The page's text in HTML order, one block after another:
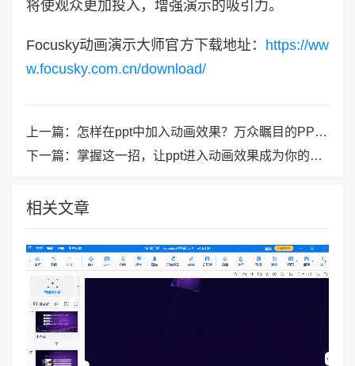
将使观众更加投入，增强演示的吸引力。
Focusky动画演示大师官方下载地址： https://ww
w.focusky.com.cn/download/
上一篇： 怎样在ppt中加入动画效果？万众瞩目的PPT新玩法！
下一篇： 掌握这一招，让ppt进入动画效果成为你的秘密武器
相关文章